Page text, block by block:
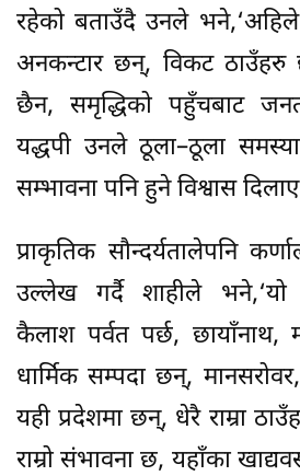
रहेको बताउँदै उनले
अनकन्टार छन्, विकट
छैन, समृद्धिको पहुँचबाट
यद्धपी उनले ठूला–ठूला
सम्भावना पनि हुने विश्वास
प्राकृतिक सौन्दर्यतालेपनि
उल्लेख गर्दै शाहीले भने,‘यो
कैलाश पर्वत पर्छ, छायाँनाथ,
धार्मिक सम्पदा छन्,
यही प्रदेशमा छन्, धेरै राम्रा
राम्रो संभावना छ, यहाँका